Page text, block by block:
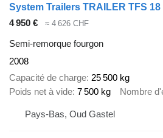
4 950 € ≈ 4 626 CHF
Semi-remorque fourgon
2008
Capacité de charge 25 500 kg
Poids net à vide 7 500 kg Nombre
Pays-Bas, Oud Gastel